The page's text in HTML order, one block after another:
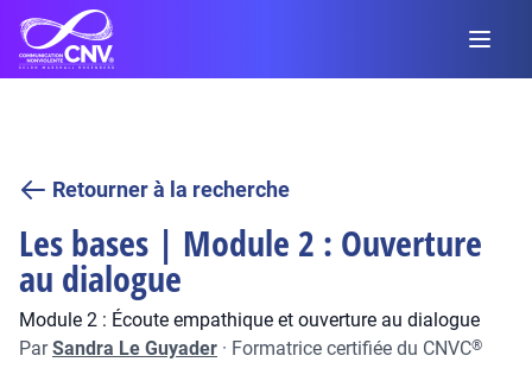
Retourner à la recherche
Les bases | Module 2 : Ouverture
au dialogue
Module 2 : Écoute empathique et ouverture au dialogue
ParSandra Le Guyader · Formatrice certifiée du CNVC®